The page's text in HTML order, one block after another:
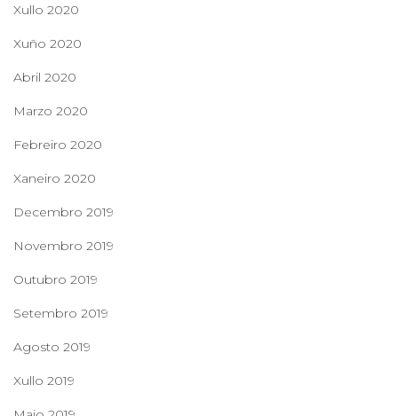
Xullo 2020
Xuño 2020
Abril 2020
Marzo 2020
Febreiro 2020
Xaneiro 2020
Decembro 2019
Novembro 2019
Outubro 2019
Setembro 2019
Agosto 2019
Xullo 2019